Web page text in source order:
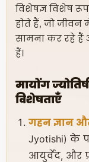
विशेषज्ञ विशेष
होते हैं, जो जीवन
सामना कर रहे हैं
हैं।
मायोंग
विशेषताएँ
गहन ज्ञान
Jyotishi) के
आयुर्वेद, और